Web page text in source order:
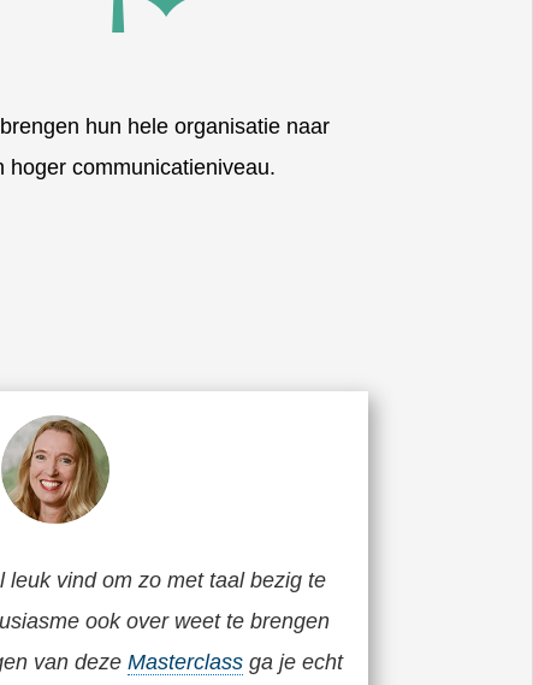
hun hele organisatie naar
hoger communicatieniveau.
leuk vind om zo met taal bezig te
ook over weet te brengen
van deze Masterclassga je echt